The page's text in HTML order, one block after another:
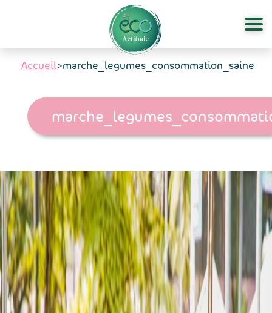
Aller au contenu principal
Accueil>marche_legumes_consommation_saine